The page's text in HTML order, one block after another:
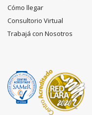
Cómo llegar
Consultorio Virtual
Trabajá con Nosotros